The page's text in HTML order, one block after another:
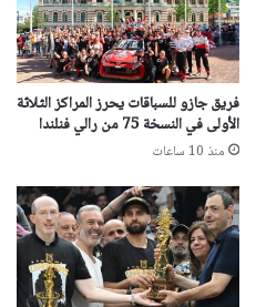
فريق جازو للسباقات يحرز المراكز الثلاثة
الأولى في النسخة 75 من رالي فنلندا
منذ 10 ساعات